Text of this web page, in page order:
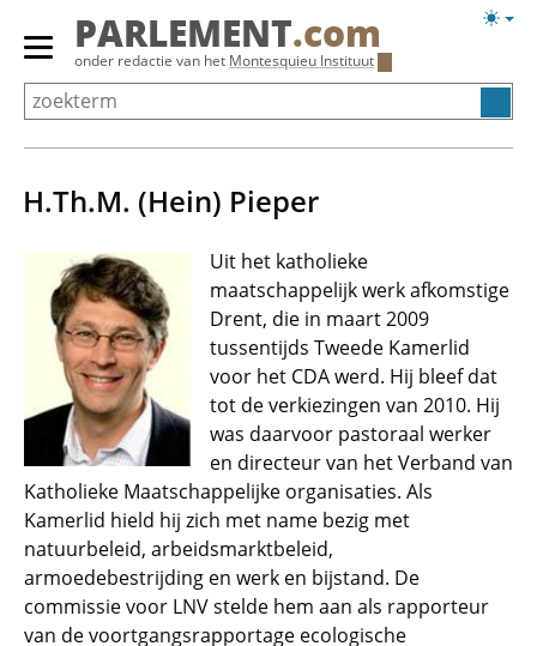
Overslaan
Primair
menu
tonen/verbergen
PARLEMENT.com
onder redactie van het Montesquieu Instituut
H.Th.M. (Hein) Pieper
Uit het katholieke
maatschappelijk werk afkomstige
Drent, die in maart 2009
tussentijds Tweede Kamerlid
voor het CDA werd. Hij bleef dat
tot de verkiezingen van 2010. Hij
was daarvoor pastoraal werker
en directeur van het Verband van
Katholieke Maatschappelijke organisaties. Als
Kamerlid hield hij zich met name bezig met
natuurbeleid, arbeidsmarktbeleid,
armoedebestrijding en werk en bijstand. De
commissie voor LNV stelde hem aan als rapporteur
van de voortgangsrapportage ecologische